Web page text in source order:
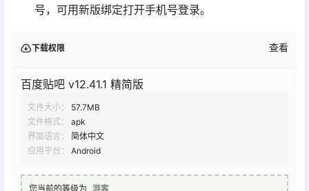
号，可用新版绑定打开手机号登录。
下载权限 查看
百度贴吧 v12.41.1 精简版
文件大小：
57.7MB
文件格式：
apk
界面语言：
简体中文
应用平台：
Android
您当前的等级为 游客